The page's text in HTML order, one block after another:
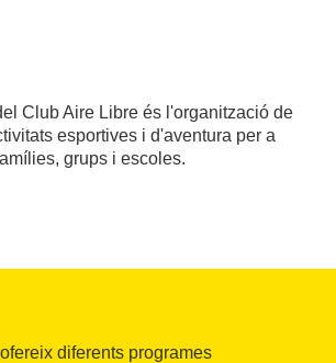
Club Aire Libre és l'organització de
esportives i d'aventura per a
grups i escoles.
diferents programes